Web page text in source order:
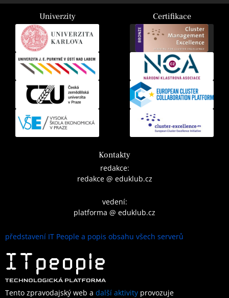
Univerzity Certifikace
Kontakty
redakce:
redakce @ eduklub.cz
vedení:
platforma @ eduklub.cz
představení IT People a popis obsahu všech serverů
Tento zpravodajský web a další aktivity provozuje